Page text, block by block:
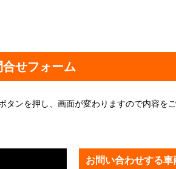
せフォーム
ンを押し、画面が変わりますので内容を
お問い合わせする車